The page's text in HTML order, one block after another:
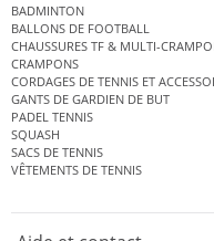
BADMINTON
BALLONS DE FOOTBALL
CHAUSSURES TF & MULTI-
CRAMPONS
CORDAGES DE TENNIS ET
GANTS DE GARDIEN DE BUT
PADEL TENNIS
SQUASH
SACS DE TENNIS
VÊTEMENTS DE TENNIS